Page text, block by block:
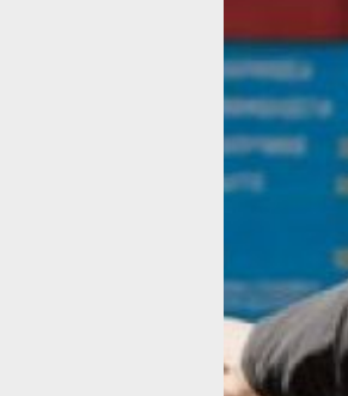
в
и
В регионе
спортивные
проекта